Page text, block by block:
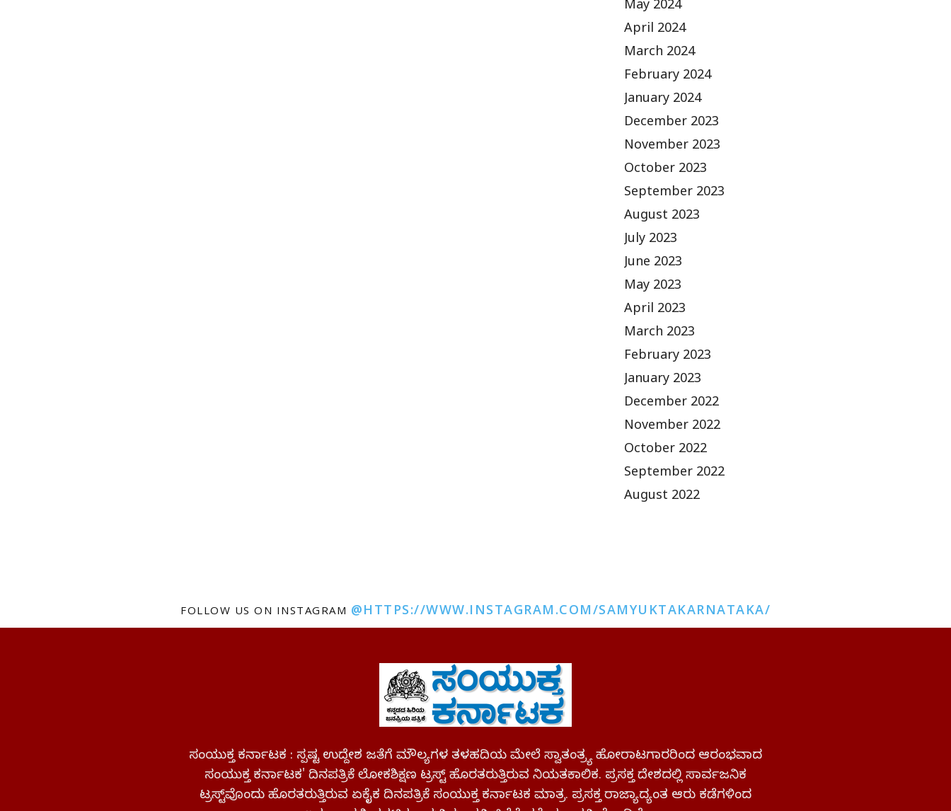
May 2024
April 2024
March 2024
February 2024
January 2024
December 2023
November 2023
October 2023
September 2023
August 2023
July 2023
June 2023
May 2023
April 2023
March 2023
February 2023
January 2023
December 2022
November 2022
October 2022
September 2022
August 2022
FOLLOW US ON INSTAGRAM @HTTPS://WWW.INSTAGRAM.COM/SAMYUKTAKARNATAKA/
ಸಂಯುಕ್ತ ಕರ್ನಾಟಕ : ಸ್ಪಷ್ಟ ಉದ್ದೇಶ ಜತೆಗೆ ಮೌಲ್ಯಗಳ ತಳಹದಿಯ ಮೇಲೆ ಸ್ವಾತಂತ್ರ್ಯ ಹೋರಾಟಗಾರರಿಂದ ಆರಂಭವಾದ
ಸಂಯುಕ್ತ ಕರ್ನಾಟಕ' ದಿನಪತ್ರಿಕೆ ಲೋಕಶಿಕ್ಷಣ ಟ್ರಸ್ಟ್ ಹೊರತರುತ್ತಿರುವ ನಿಯತಕಾಲಿಕ. ಪ್ರಸಕ್ತ ದೇಶದಲ್ಲಿ ಸಾರ್ವಜನಿಕ
ಟ್ರಸ್ಟ್‌ವೊಂದು ಹೊರತರುತ್ತಿರುವ ಏಕೈಕ ದಿನಪತ್ರಿಕೆ ಸಂಯುಕ್ತ ಕರ್ನಾಟಕ ಮಾತ್ರ. ಪ್ರಸಕ್ತ ರಾಜ್ಯಾದ್ಯಂತ ಆರು ಕಡೆಗಳಿಂದ